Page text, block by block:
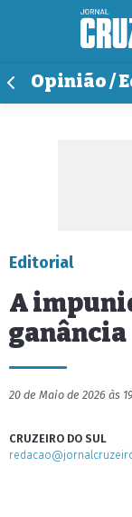
Opinião /
Editorial
A
ganância
20 de Maio de 2026 às
CRUZEIRO DO SUL